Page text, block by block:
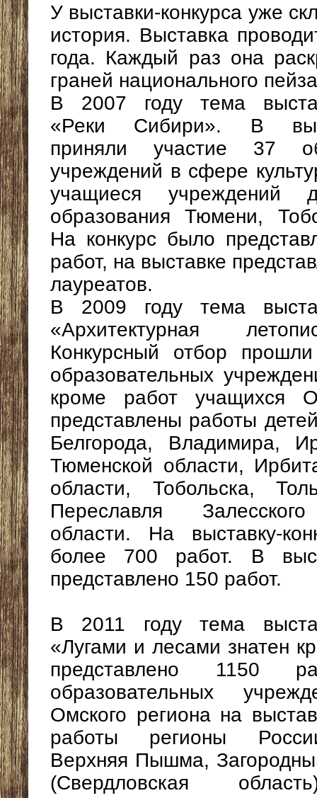
У выставки-конкурса уже
история. Выставка
года. Каждый раз она
граней национального
В 2007 году тема
«Реки Сибири». В
приняли участие 37
учреждений в сфере
учащиеся учреждений
образования Тюмени,
На конкурс было
работ, на выставке
лауреатов.
В 2009 году тема
«Архитектурная
Конкурсный отбор
образовательных
кроме работ учащихся
представлены работы
Белгорода, Владимира,
Тюменской области,
области, Тобольска,
Переславля
области. На выставку-
более 700 работ. В
представлено 150 работ.
В 2011 году тема
«Лугами и лесами знатен
представлено 1150
образовательных
Омского региона на
работы регионы
Верхняя Пышма,
(Свердловская